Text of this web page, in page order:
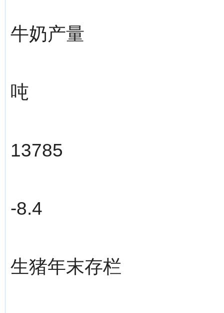
牛奶产量
吨
13785
-8.4
生猪年末存栏